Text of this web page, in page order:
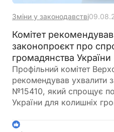
Зміни у законодавстві
Комітет
законопроєкт про
громадянства України
Профільний комітет
рекомендував ухвалити
№15410, який спрощує
України для колишніх
іспитів з української
1